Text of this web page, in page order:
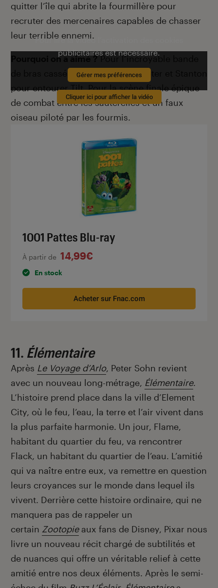
quitter l’île qui abrite la fourmillère pour
recruter des mercenaires capables de chasser
leur terrible ennemi.
Pour lire la vidéo l’activation des cookies
publicitaires est nécessaire.
Gérer mes préférences
Cliquer ici pour afficher la vidéo
Pourquoi on a aimé ?Pour l’incroyable bande
de bras cassés inventée par Lasseter et Stanton
pour entourer Tilt. Pour la scène finale épique
de combat entre les sauterelles et un faux
oiseau piloté par les fourmis.
1001 Pattes Blu-ray
À partir de 14,99€
En stock
Acheter sur Fnac.com
11. Élémentaire
Après Le Voyage d’Arlo, Peter Sohn revient
avec un nouveau long-métrage, Élémentaire.
L’histoire prend place dans la ville d’Element
City, où le feu, l’eau, la terre et l’air vivent dans
la plus parfaite harmonie. Un jour, Flame,
habitant du quartier du feu, va rencontrer
Flack, un habitant du quartier de l’eau. L’amitié
qui va naître entre eux, va remettre en question
leurs croyances sur le monde dans lequel ils
vivent. Derrière cette histoire ordinaire, qui ne
manquera pas de rappeler un
certain Zootopieaux fans de Disney, Pixar nous
livre un nouveau récit chargé de subtilités et
de nuances qui offre un véritable relief à cette
amitié entre nos deux éléments. Après le semi-